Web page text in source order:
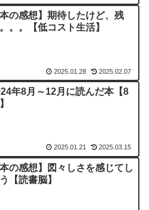
本の感想】期待したけど、残
。。【低コスト生活】
2025.01.28 2025.02.07
年8月～12月に読んだ本【8
2025.01.21 2025.03.15
本の感想】図々しさを感じてし
【読書脳】